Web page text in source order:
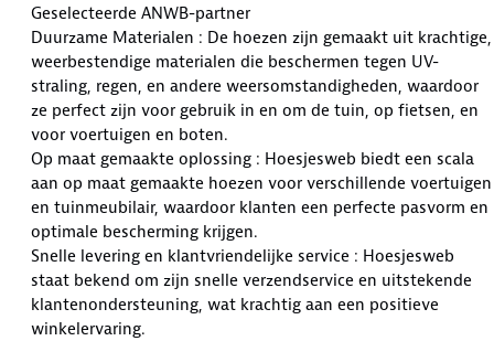
Geselecteerde ANWB-partner
Duurzame Materialen : De hoezen zijn gemaakt uit krachtige,
weerbestendige materialen die beschermen tegen UV-
straling, regen, en andere weersomstandigheden, waardoor
ze perfect zijn voor gebruik in en om de tuin, op fietsen, en
voor voertuigen en boten.
Op maat gemaakte oplossing : Hoesjesweb biedt een scala
aan op maat gemaakte hoezen voor verschillende voertuigen
en tuinmeubilair, waardoor klanten een perfecte pasvorm en
optimale bescherming krijgen.
Snelle levering en klantvriendelijke service : Hoesjesweb
staat bekend om zijn snelle verzendservice en uitstekende
klantenondersteuning, wat krachtig aan een positieve
winkelervaring.